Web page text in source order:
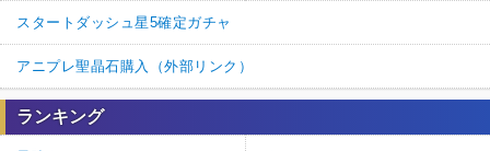
スタートダッシュ星5確定ガチャ
アニプレ聖晶石購入（外部リンク）
ランキング